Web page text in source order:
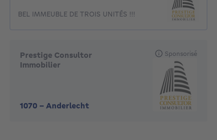
BEL IMMEUBLE DE TROIS UNITÉS !!!
Prestige Consultor
Immobilier
1070 - Anderlecht
Sponsorisé